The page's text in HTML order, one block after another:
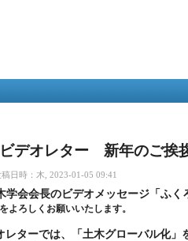
移
動
デオレター 新年のご挨
稿日時：木, 2023-01-05 09:41
学会会長のビデオメッセージ「ふ
よろしくお願いいたします。
レターでは、「土木グローバル化